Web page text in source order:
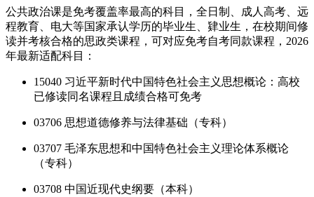
公共政治课是免考覆盖率最高的科目，全日制、成人高考、远
程教育、电大等国家承认学历的毕业生、肄业生，在校期间修
读并考核合格的思政类课程，可对应免考自考同款课程，2026
年最新适配科目：
15040 习近平新时代中国特色社会主义思想概论：高校
已修读同名课程且成绩合格可免考
03706 思想道德修养与法律基础（专科）
03707 毛泽东思想和中国特色社会主义理论体系概论
（专科）
03708 中国近现代史纲要（本科）